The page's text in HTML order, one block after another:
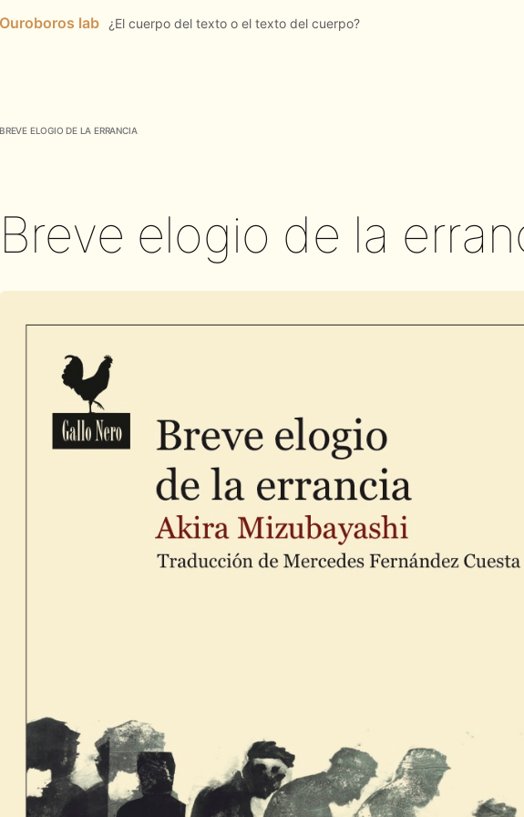
Ouroboros lab
Breve elogio de la errancia
Breve elogio de la